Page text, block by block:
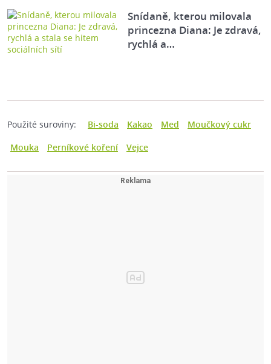
Snídaně, kterou milovala
princezna Diana: Je zdravá,
rychlá a…
Použité suroviny: Bi-soda Kakao Med
Moučkový cukr
Mouka
Perníkové koření Vejce